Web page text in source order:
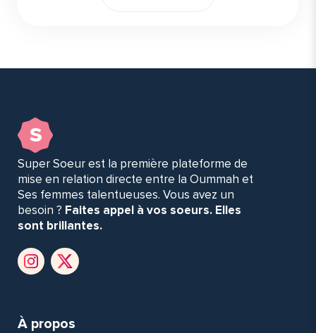
s
Super Soeur est la première plateforme de
mise en relation directe entre la Oummah et
Ses femmes talentueuses. Vous avez un
besoin ? Faites appel à vos soeurs. Elles
sont brillantes.
À propos